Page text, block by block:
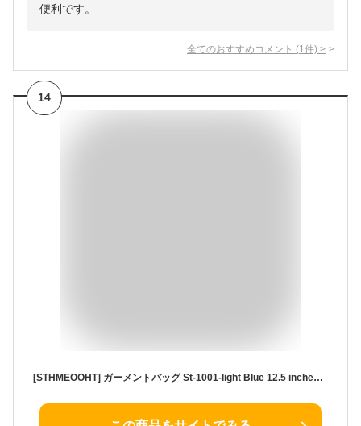
便利です。
全てのおすすめコメント (1 件) >
14
[STHMEOOHT] ガーメントバッグ St-1001-light Blue 12.5 inches ゴールド、ティファニーブルー